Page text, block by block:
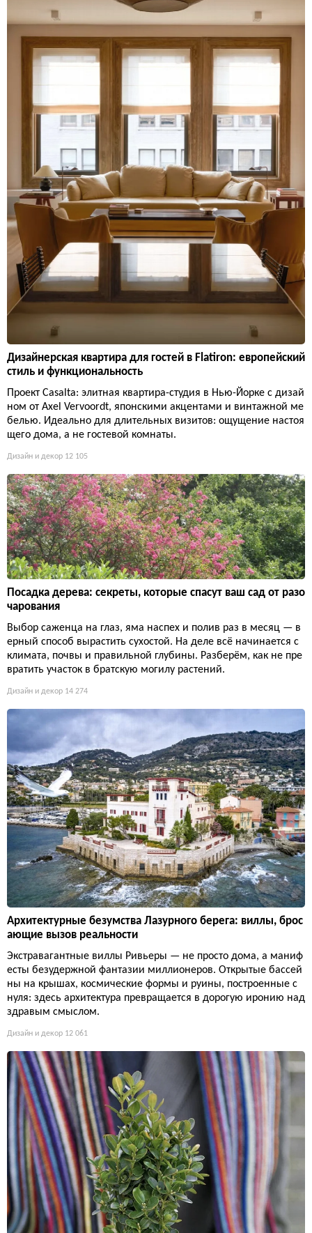
Дизайнерская квартира для гостей в Flatiron: европейский
стиль и функциональность
Проект Casalta: элитная квартира-студия в Нью-Йорке с дизай
ном от Axel Vervoordt, японскими акцентами и винтажной ме
белью. Идеально для длительных визитов: ощущение настоя
щего дома, а не гостевой комнаты.
Дизайн и декор 12 105
Посадка дерева: секреты, которые спасут ваш сад от разо
чарования
Выбор саженца на глаз, яма наспех и полив раз в месяц — в
ерный способ вырастить сухостой. На деле всё начинается с
климата, почвы и правильной глубины. Разберём, как не пре
вратить участок в братскую могилу растений.
Дизайн и декор 14 274
Архитектурные безумства Лазурного берега: виллы, брос
ающие вызов реальности
Экстравагантные виллы Ривьеры — не просто дома, а маниф
есты безудержной фантазии миллионеров. Открытые бассей
ны на крышах, космические формы и руины, построенные с
нуля: здесь архитектура превращается в дорогую иронию над
здравым смыслом.
Дизайн и декор 12 061